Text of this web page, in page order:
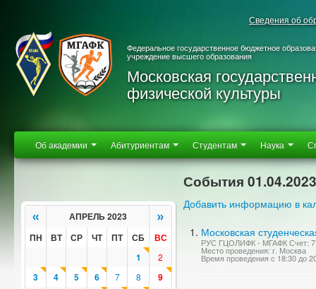
Сведения об
Федеральное государственное бюджетное
учреждение высшего образования
Московская
физической культуры
Об академии Абитуриентам Студентам Наука
« АПРЕЛЬ 2023 »
ПН ВТ СР ЧТ ПТ СБ
ВС
1
2
3 4 5 6 7 8 9
События 01.04.2023
Добавить информацию в
Московская
РУС ГЦОЛИФК - МГАФК Счет:
Место проведения: г. Москва
Время проведения с 18:30 до